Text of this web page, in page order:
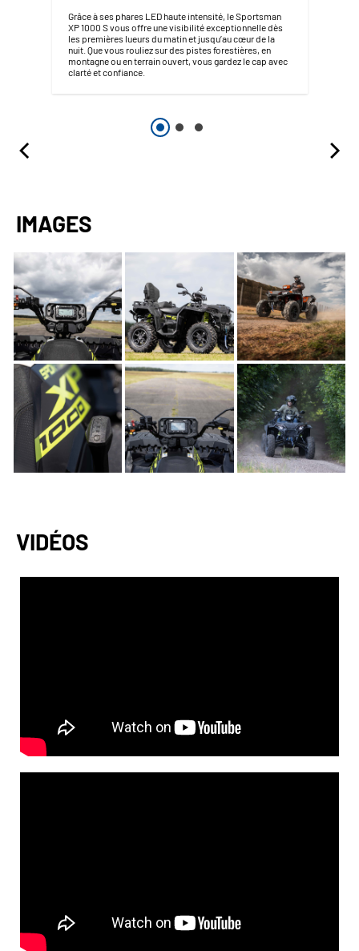
Grâce à ses phares LED haute intensité, le Sportsman
XP 1000 S vous offre une visibilité exceptionnelle dès
les premières lueurs du matin et jusqu’au cœur de la
nuit. Que vous rouliez sur des pistes forestières, en
montagne ou en terrain ouvert, vous gardez le cap avec
clarté et confiance.
IMAGES
VIDÉOS